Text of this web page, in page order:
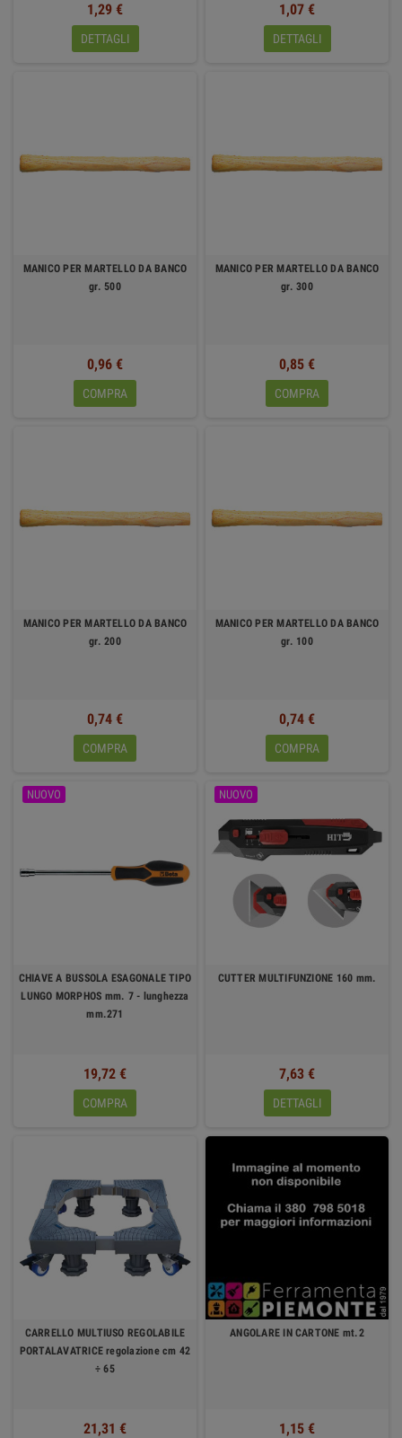
1,29 €
DETTAGLI
1,07 €
DETTAGLI
MANICO PER MARTELLO DA BANCO
gr. 500
0,96 €
COMPRA
MANICO PER MARTELLO DA BANCO
gr. 300
0,85 €
COMPRA
MANICO PER MARTELLO DA BANCO
gr. 200
0,74 €
COMPRA
MANICO PER MARTELLO DA BANCO
gr. 100
0,74 €
COMPRA
NUOVO
CHIAVE A BUSSOLA ESAGONALE TIPO
LUNGO MORPHOS mm. 7 - lunghezza
mm.271
19,72 €
COMPRA
NUOVO
CUTTER MULTIFUNZIONE 160 mm.
7,63 €
DETTAGLI
CARRELLO MULTIUSO REGOLABILE
PORTALAVATRICE regolazione cm 42
÷ 65
21,31 €
ANGOLARE IN CARTONE mt.2
1,15 €